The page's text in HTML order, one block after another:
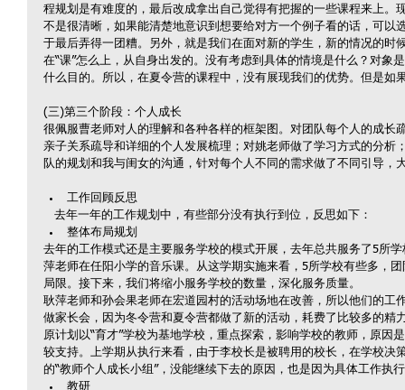
程规划是有难度的，最后改成拿出自己觉得有把握的一些课程来上。
不是很清晰，如果能清楚地意识到想要给对方一个例子看的话，可以
于最后弄得一团糟。另外，就是我们在面对新的学生，新的情况的时
在“课”怎么上，从自身出发的。没有考虑到具体的情境是什么？对象
什么目的。所以，在夏令营的课程中，没有展现我们的优势。但是如
(三)第三个阶段：个人成长
很佩服曹老师对人的理解和各种各样的框架图。对团队每个人的成长
亲子关系疏导和详细的个人发展梳理；对姚老师做了学习方式的分析
队的规划和我与闺女的沟通，针对每个人不同的需求做了不同引导，
工作回顾反思
   去年一年的工作规划中，有些部分没有执行到位，反思如下：
整体布局规划
去年的工作模式还是主要服务学校的模式开展，去年总共服务了5所
萍老师在任阳小学的音乐课。从这学期实施来看，5所学校有些多，
局限。接下来，我们将缩小服务学校的数量，深化服务质量。
耿萍老师和孙会果老师在宏道园村的活动场地在改善，所以他们的工
做家长会，因为冬令营和夏令营都做了新的活动，耗费了比较多的精
原计划以“育才”学校为基地学校，重点探索，影响学校的教师，原因
较支持。上学期从执行来看，由于李校长是被聘用的校长，在学校决
的“教师个人成长小组”，没能继续下去的原因，也是因为具体工作执
教研